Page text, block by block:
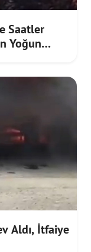
Saatler
Yoğun
Aldı, İtfaiye